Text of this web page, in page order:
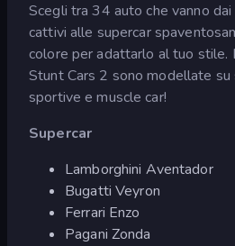
Scegli tra 34 auto che vanno
cattivi alle supercar
colore per adattarlo al tuo stile.
Stunt Cars 2 sono modellate su
sportive e muscle car!
Supercar
Lamborghini Aventador
Bugatti Veyron
Ferrari Enzo
Pagani Zonda